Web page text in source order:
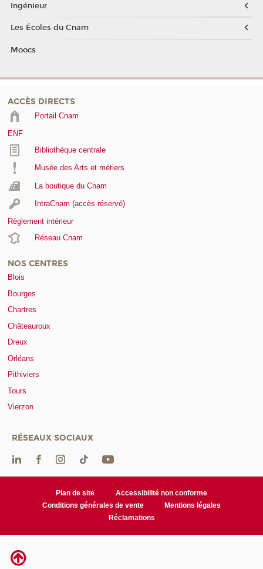
Ingénieur
Les Écoles du Cnam
Moocs
ACCÈS DIRECTS
Portail Cnam
ENF
Bibliothèque centrale
Musée des Arts et métiers
La boutique du Cnam
IntraCnam (accès réservé)
Règlement intérieur
Réseau Cnam
NOS CENTRES
Blois
Bourges
Chartres
Châteauroux
Dreux
Orléans
Pithiviers
Tours
Vierzon
RÉSEAUX SOCIAUX
Plan de site
Accessibilité non conforme
Conditions générales de vente
Mentions légales
Réclamations